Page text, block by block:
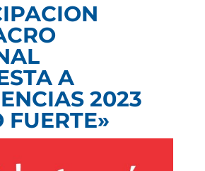
A
2023
FUERTE»